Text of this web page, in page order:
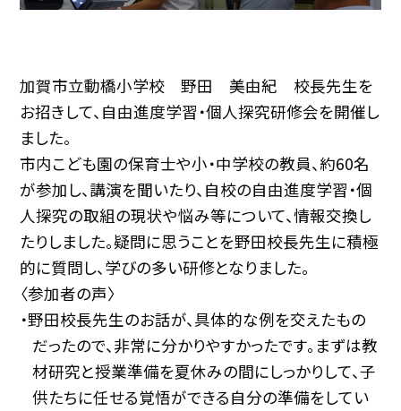
加賀市立動橋小学校 野田 美由紀 校長先生を
お招きして、自由進度学習・個人探究研修会を開催し
ました。
市内こども園の保育士や小・中学校の教員、約60名
が参加し、講演を聞いたり、自校の自由進度学習・個
人探究の取組の現状や悩み等について、情報交換し
たりしました。疑問に思うことを野田校長先生に積極
的に質問し、学びの多い研修となりました。
〈参加者の声〉
・野田校長先生のお話が、具体的な例を交えたもの
だったので、非常に分かりやすかったです。まずは教
材研究と授業準備を夏休みの間にしっかりして、子
供たちに任せる覚悟ができる自分の準備をしてい